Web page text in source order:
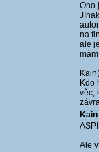
Ono
na
ale
Kdo
věc,
Kain
Ale